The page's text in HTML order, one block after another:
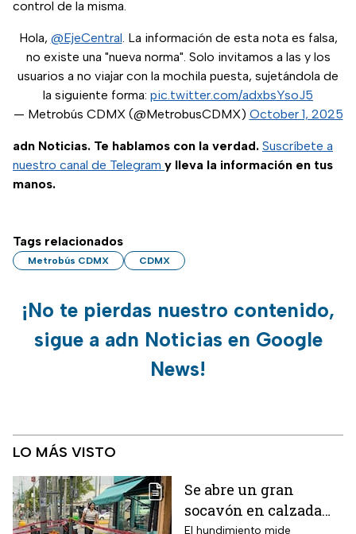
control de la misma.
Hola, @EjeCentral. La información de esta nota es falsa,
no existe una "nueva norma". Solo invitamos a las y los
usuarios a no viajar con la mochila puesta, sujetándola de
la siguiente forma: pic.twitter.com/adxbsYsoJ5
— Metrobús CDMX (@MetrobusCDMX) October 1, 2025
adn Noticias. Te hablamos con la verdad. Suscríbete a
nuestro canal de Telegram y lleva la información en tus
manos.
Tags relacionados
Metrobús CDMX CDMX
¡No te pierdas nuestro contenido,
sigue a adn Noticias en Google
News!
LO MÁS VISTO
Se abre un gran
socavón en calzada
El hundimiento mide